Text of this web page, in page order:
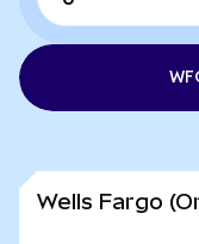
Wells Fargo